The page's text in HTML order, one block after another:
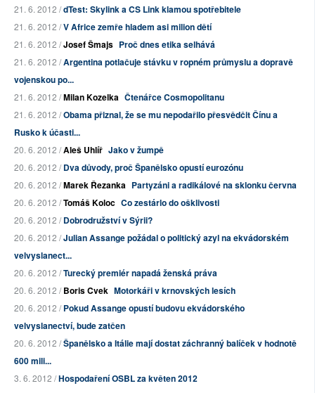
21. 6. 2012 /dTest: Skylink a CS Link klamou spotřebitele
21. 6. 2012 /V Africe zemře hladem asi milion dětí
21. 6. 2012 /Josef Šmajs Proč dnes etika selhává
21. 6. 2012 /Argentina potlačuje stávku v ropném průmyslu a dopravě
vojenskou po...
21. 6. 2012 /Milan Kozelka Čtenářce Cosmopolitanu
21. 6. 2012 /Obama přiznal, že se mu nepodařilo přesvědčit Čínu a
Rusko k účasti...
20. 6. 2012 /Aleš Uhlíř Jako v žumpě
20. 6. 2012 /Dva důvody, proč Španělsko opustí eurozónu
20. 6. 2012 /Marek Řezanka Partyzáni a radikálové na sklonku června
20. 6. 2012 /Tomáš Koloc Co zestárlo do ošklivosti
20. 6. 2012 /Dobrodružství v Sýrii?
20. 6. 2012 /Julian Assange požádal o politický azyl na ekvádorském
velvyslanect...
20. 6. 2012 /Turecký premiér napadá ženská práva
20. 6. 2012 /Boris Cvek Motorkáři v krnovských lesích
20. 6. 2012 /Pokud Assange opustí budovu ekvádorského
velvyslanectví, bude zatčen
20. 6. 2012 /Španělsko a Itálie mají dostat záchranný balíček v hodnotě
600 mili...
3. 6. 2012 /Hospodaření OSBL za květen 2012